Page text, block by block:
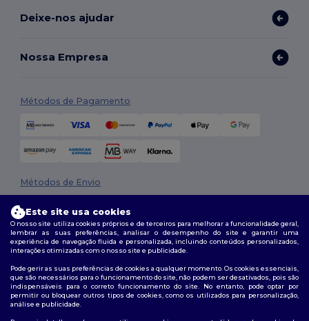
Deixe-nos ajudar
Nossa Empresa
Métodos de Pagamento
Métodos de Envio
Siga-nos
Este site usa cookies
O nosso site utiliza cookies próprios e de terceiros para melhorar a funcionalidade geral,
lembrar as suas preferências, analisar o desempenho do site e garantir uma
experiência de navegação fluida e personalizada, incluindo conteúdos personalizados,
interações otimizadas com o nosso site e publicidade.
Pode gerir as suas preferências de cookies a qualquer momento. Os cookies essenciais,
que são necessários para o funcionamento do site, não podem ser desativados, pois são
indispensáveis para o correto funcionamento do site. No entanto, pode optar por
permitir ou bloquear outros tipos de cookies, como os utilizados para personalização,
análise e publicidade.